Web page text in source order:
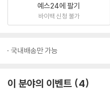
예스24에 팔기
바이백 신청 불가
국내배송만 가능
이 분야의 이벤트 4